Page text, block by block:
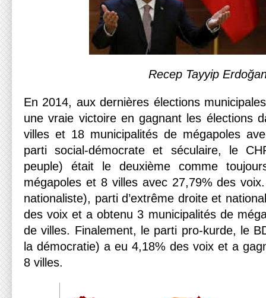
Recep Tayyip
En 2014, aux dernières élections
une vraie victoire en gagnant les élections
villes et 18 municipalités de mégapoles
parti social-démocrate et séculaire, le
peuple) était le deuxième comme
mégapoles et 8 villes avec 27,79% des
nationaliste), parti d’extrême droite et
des voix et a obtenu 3 municipalités de
de villes. Finalement, le parti pro-kurde, le
la démocratie) a eu 4,18% des voix et a
8 villes.